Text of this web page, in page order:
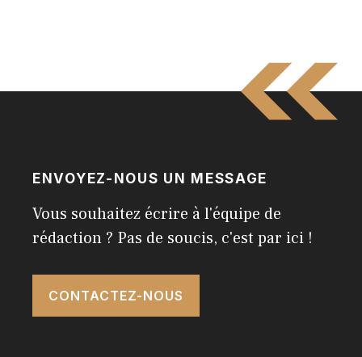
ENVOYEZ-NOUS UN MESSAGE
Vous souhaitez écrire à l'équipe de
rédaction ? Pas de soucis, c'est par ici !
CONTACTEZ-NOUS